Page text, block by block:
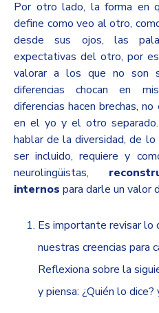
Por otro lado, la forma en
define como veo al otro,
desde sus ojos, las
expectativas del otro, por
valorar a los que no son
diferencias chocan en
diferencias hacen brechas,
en el yo y el otro
hablar de la diversidad, de
ser incluido, requiere y
neurolingüistas,
internos para darle un valor
Es importante revisar lo
nuestras creencias para
Reflexiona sobre la
y piensa: ¿Quién lo